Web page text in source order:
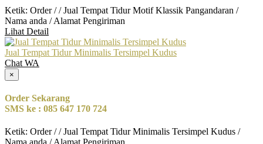
Ketik: Order / / Jual Tempat Tidur Motif Klassik Pangandaran /
Nama anda / Alamat Pengiriman
Lihat Detail
Jual Tempat Tidur Minimalis Tersimpel Kudus
Chat WA
×
Order Sekarang
SMS ke : 085 647 170 724
Ketik: Order / / Jual Tempat Tidur Minimalis Tersimpel Kudus /